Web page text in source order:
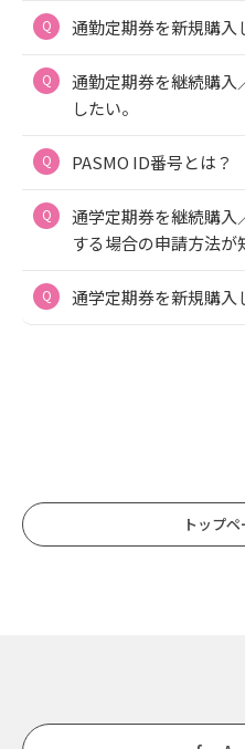
通勤定期券を新規購入
通勤定期券を継続購入
したい。
PASMO ID番号とは？
通学定期券を継続購入
する場合の申請方法が
通学定期券を新規購入
トップ